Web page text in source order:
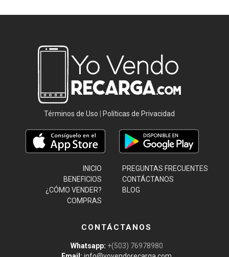
Términos de Uso Políticas de Privacidad
INICIO
BENEFICIOS
¿CÓMO VENDER?
COMPRAS
PREGUNTAS FRECUENTES
CONTÁCTANOS
BLOG
CONTÁCTANOS
Whatsapp: +(503) 76978980